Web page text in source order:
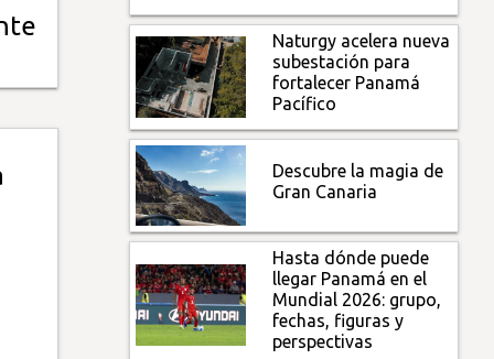
Naturgy acelera nueva
subestación para
fortalecer Panamá
Pacífico
Descubre la magia de
Gran Canaria
Hasta dónde puede
llegar Panamá en el
Mundial 2026: grupo,
fechas, figuras y
perspectivas